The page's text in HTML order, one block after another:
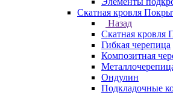
Скатная кровля
Назад
Скатная кровля
Гибкая черепица
Композитная
Ондулин
Подкладочные